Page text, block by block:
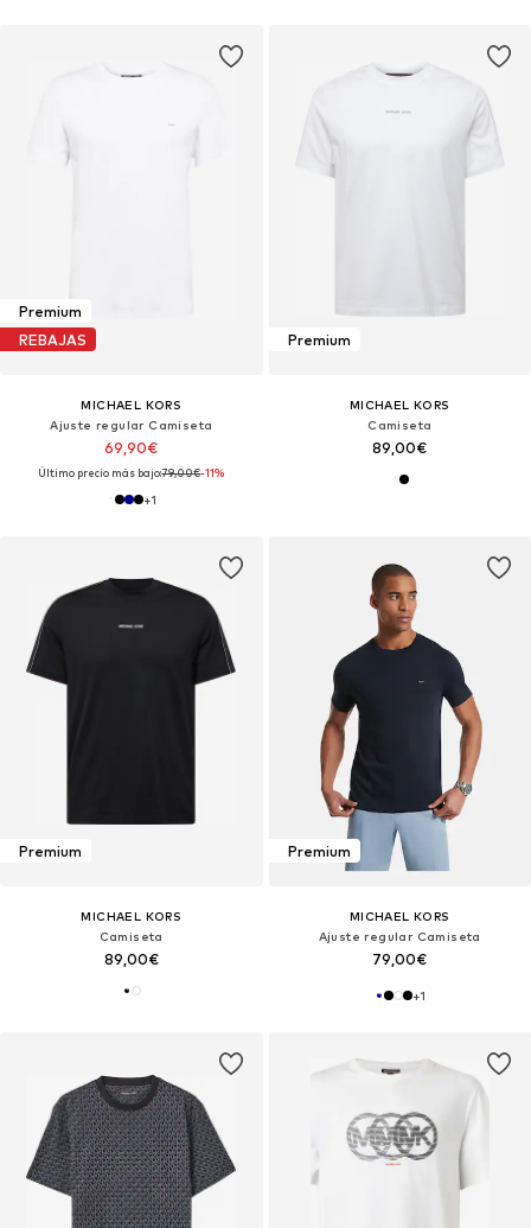
Premium
REBAJAS
MICHAEL KORS
Ajuste regular Camiseta
69,90€
Último precio más bajo:79,00€-11%
+1
Premium
MICHAEL KORS
Camiseta
89,00€
Premium
MICHAEL KORS
Camiseta
89,00€
Premium
MICHAEL KORS
Ajuste regular Camiseta
79,00€
+1